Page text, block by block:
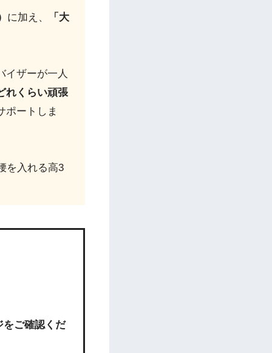
に加え、 「大
イザーが一人
れくらい頑張
ポートしま
を入れる高3
をご確認くだ